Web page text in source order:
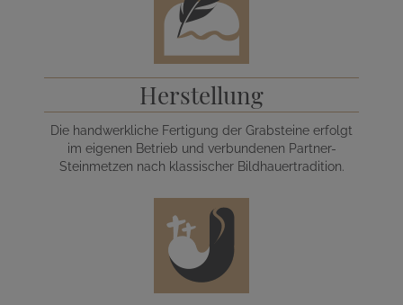
Herstellung
Die handwerkliche Fertigung der Grabsteine erfolgt
im eigenen Betrieb und verbundenen Partner-
Steinmetzen nach klassischer Bildhauertradition.